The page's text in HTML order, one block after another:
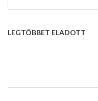
LEGTÖBBET ELADOTT